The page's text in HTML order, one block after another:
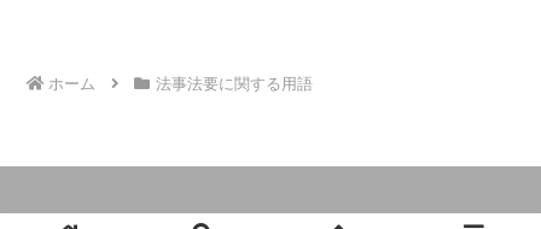
って讃美歌を歌う教会も増えてきていま
で、重要な役割を果たしています。讃美
を祈り、遺族の悲しみを癒すために行わ
忌は、仏教の法要の中でも特に重要な法
ホーム 法事法要に関する用語